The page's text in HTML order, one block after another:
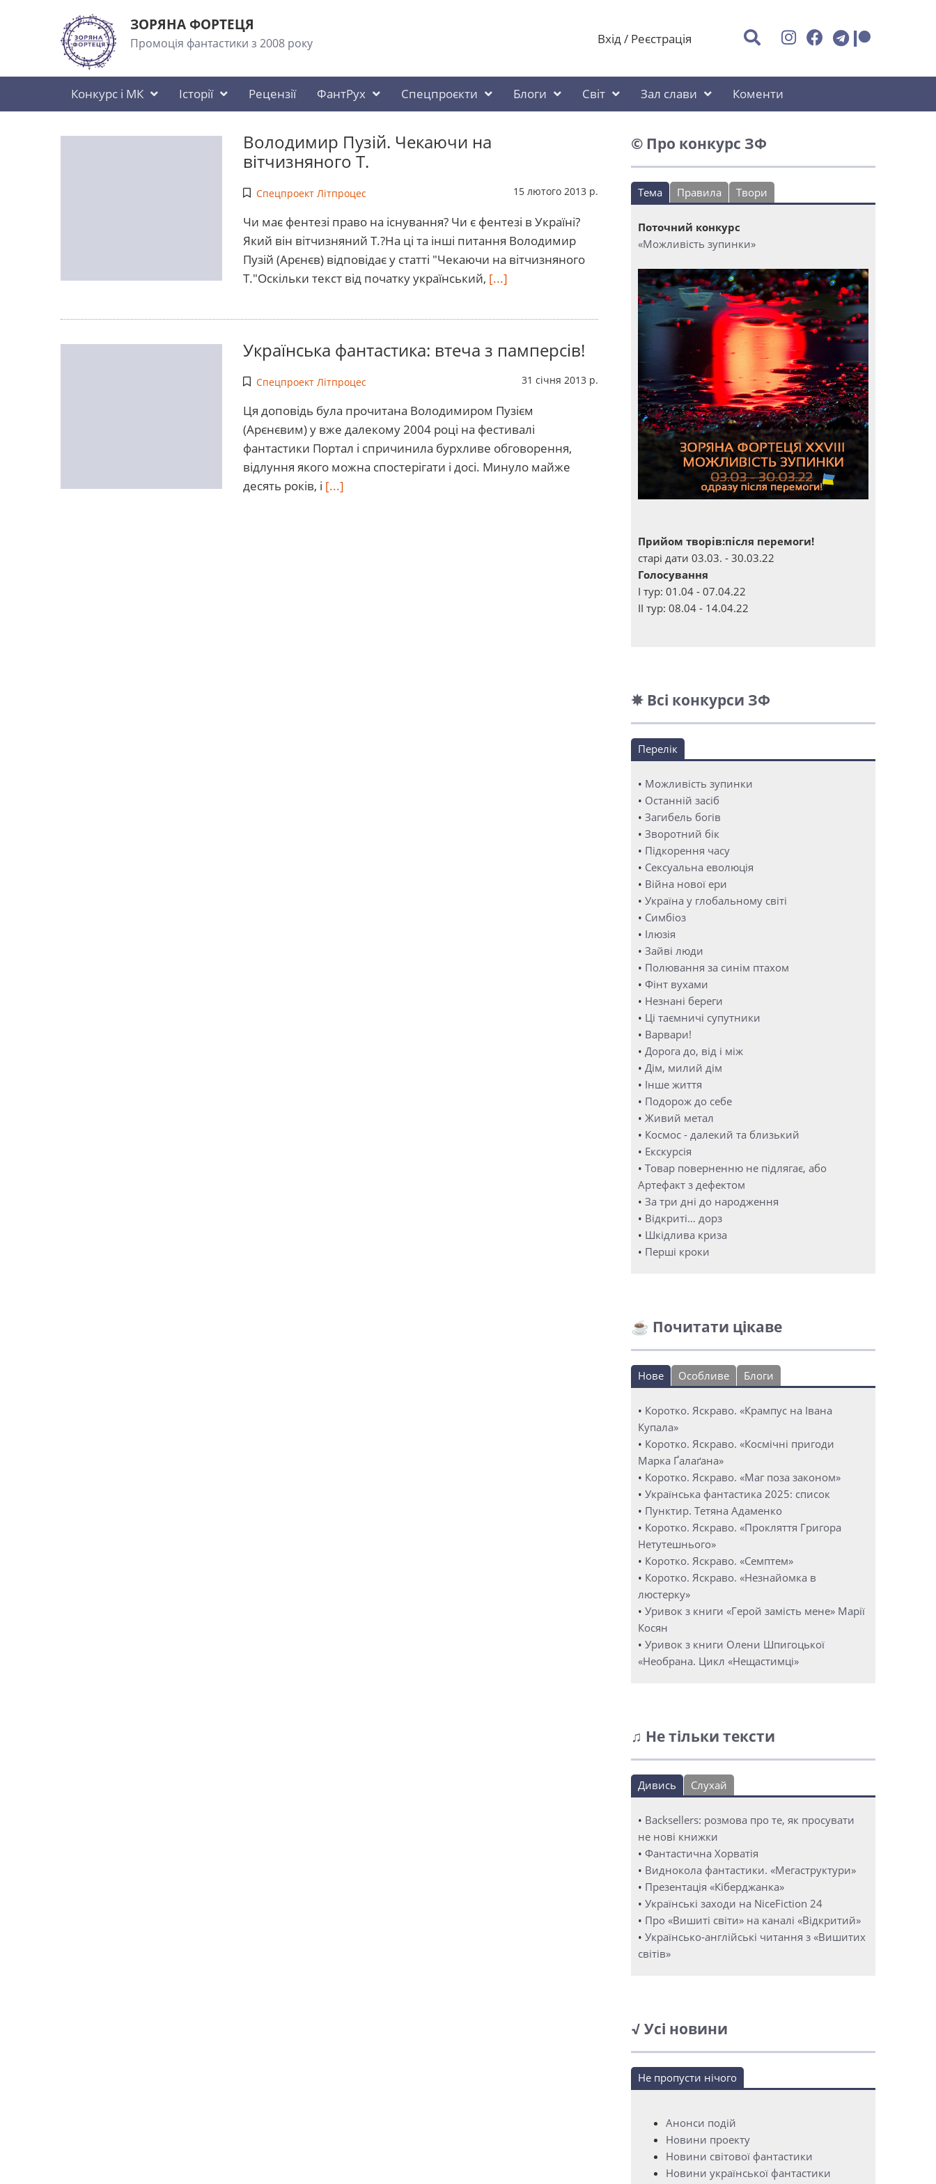
ЗОРЯНА ФОРТЕЦЯ
Промоція фантастики з 2008 року Вхід / Реєстрація
Конкурс і МК Історії Рецензії ФантРух Спецпроєкти Блоги Світ Зал слави Коменти
Володимир Пузій. Чекаючи на
вітчизняного Т.
Спецпроект Літпроцес 15 лютого 2013 р.
Чи має фентезі право на існування? Чи є фентезі в Україні?
Який він вітчизняний Т.?На ці та інші питання Володимир
Пузій (Арєнєв) відповідає у статті "Чекаючи на вітчизняного
Т."Оскільки текст від початку український, [...]
Українська фантастика: втеча з памперсiв!
Спецпроект Літпроцес 31 січня 2013 р.
Ця доповідь була прочитана Володимиром Пузієм
(Арєнєвим) у вже далекому 2004 році на фестивалі
фантастики Портал і спричинила бурхливе обговорення,
відлуння якого можна спостерігати і досі. Минуло майже
десять років, і [...]
© Про конкурс ЗФ
Тема Правила Твори
Поточний конкурс
«Можливість зупинки»
Прийом творів:після перемоги!
старі дати 03.03. - 30.03.22
Голосування
І тур: 01.04 - 07.04.22
ІІ тур: 08.04 - 14.04.22
✵ Всі конкурси ЗФ
Перелік
• Можливість зупинки
• Останній засіб
• Загибель богів
• Зворотний бік
• Підкорення часу
• Сексуальна еволюція
• Війна нової ери
• Україна у глобальному світі
• Симбіоз
• Ілюзія
• Зайві люди
• Полювання за синім птахом
• Фінт вухами
• Незнані береги
• Ці таємничі супутники
• Варвари!
• Дорога до, від і між
• Дім, милий дім
• Інше життя
• Подорож до себе
• Живий метал
• Космос - далекий та близький
• Екскурсія
• Товар поверненню не підлягає, або
Артефакт з дефектом
• За три дні до народження
• Відкриті… дорз
• Шкідлива криза
• Перші кроки
☕ Почитати цікаве
Нове Особливе Блоги
• Коротко. Яскраво. «Крампус на Івана
Купала»
• Коротко. Яскраво. «Космічні пригоди
Марка Ґалаґана»
• Коротко. Яскраво. «Маг поза законом»
• Українська фантастика 2025: список
• Пунктир. Тетяна Адаменко
• Коротко. Яскраво. «Прокляття Григора
Нетутешнього»
• Коротко. Яскраво. «Семптем»
• Коротко. Яскраво. «Незнайомка в
люстерку»
• Уривок з книги «Герой замість мене» Марії
Косян
• Уривок з книги Олени Шпигоцької
«Необрана. Цикл «Нещастимці»
♫ Не тільки тексти
Дивись Слухай
• Backsellers: розмова про те, як просувати
не нові книжки
• Фантастична Хорватія
• Виднокола фантастики. «Мегаструктури»
• Презентація «Кіберджанка»
• Українські заходи на NiceFiction 24
• Про «Вишиті світи» на каналі «Відкритий»
• Українсько-англійські читання з «Вишитих
світів»
√ Усі новини
Не пропусти нічого
Анонси подій
Новини проекту
Новини світової фантастики
Новини української фантастики